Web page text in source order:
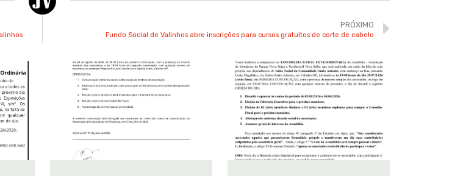
PRÓXIMO
Fundo Social de Valinhos abre inscrições para cursos gratuitos de corte de cabelo